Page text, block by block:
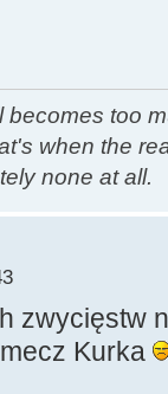
too
when the
none at all.
zwycięstw
Kurka